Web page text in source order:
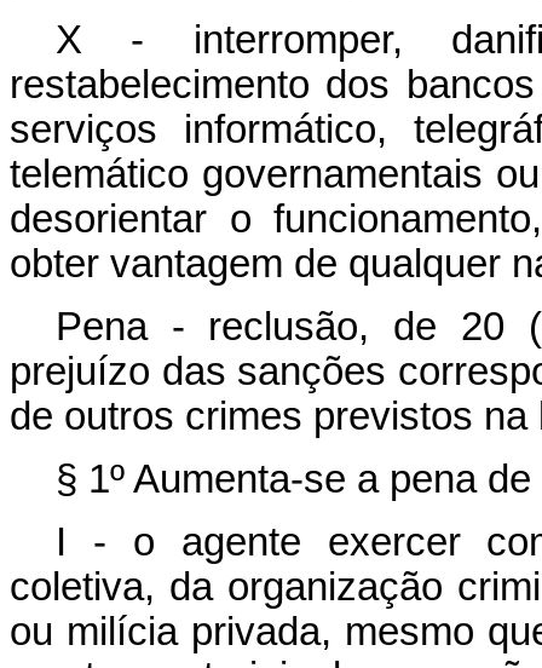
X - interromper,
restabelecimento dos
serviços informático,
telemático governamentais
desorientar o
obter vantagem de qualquer
Pena - reclusão, de 20
prejuízo das sanções
de outros crimes previstos na
§ 1º Aumenta-se a pena
I - o agente exercer
coletiva, da organização
ou milícia privada, mesmo